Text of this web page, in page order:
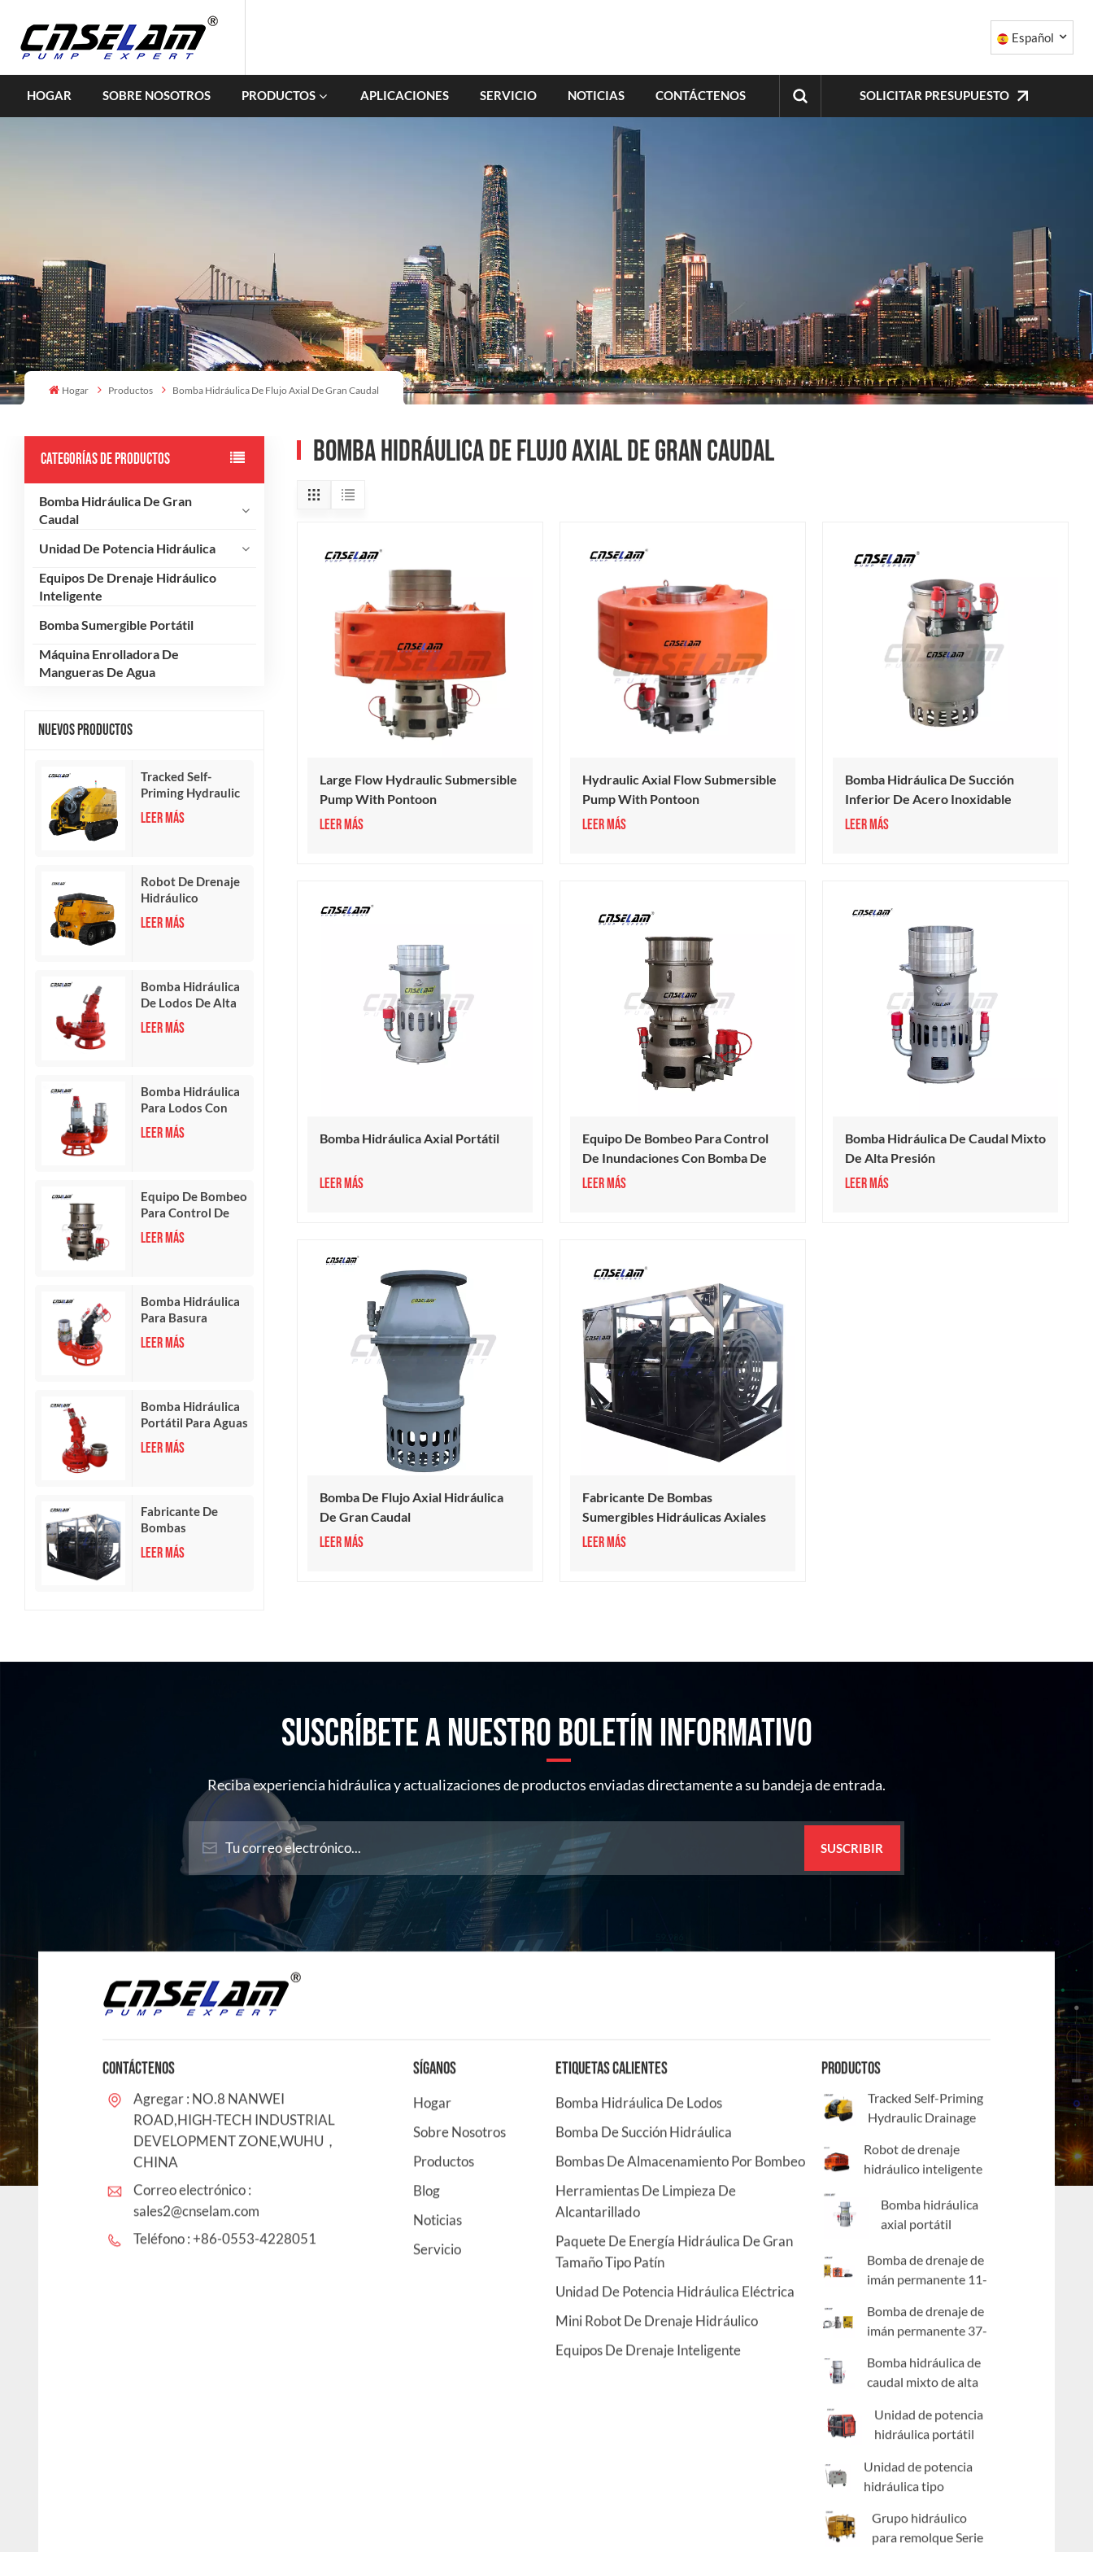
Español
English
HOGAR SOBRE NOSOTROS PRODUCTOS APLICACIONES SERVICIO NOTICIAS CONTÁCTENOS SOLICITAR PRESUPUESTO
Hogar Productos Bomba Hidráulica De Flujo Axial De Gran Caudal
CATEGORÍAS DE PRODUCTOS
Bomba Hidráulica De Gran
Caudal
Unidad De Potencia Hidráulica
Equipos De Drenaje Hidráulico
Inteligente
Bomba Sumergible Portátil
Máquina Enrolladora De
Mangueras De Agua
Nuevos Productos
Tracked Self-
Priming Hydraulic
Drainage Robot
LEER MÁS
Robot De Drenaje
Hidráulico
Inteligente
LEER MÁS
Bomba Hidráulica
De Lodos De Alta
Presión
LEER MÁS
Bomba Hidráulica
Para Lodos Con
Función De
Agitación
LEER MÁS
Equipo De Bombeo
Para Control De
Inundaciones Con
Bomba De Flujo
LEER MÁS
Bomba Hidráulica
Para Basura
Duradera
LEER MÁS
Bomba Hidráulica
Portátil Para Aguas
Residuales
LEER MÁS
Fabricante De
Bombas
Sumergibles
Hidráulicas Axiales
LEER MÁS
Bomba Hidráulica De Flujo Axial De Gran Caudal
Large Flow Hydraulic Submersible
Pump With Pontoon
LEER MÁS
Hydraulic Axial Flow Submersible
Pump With Pontoon
LEER MÁS
Bomba Hidráulica De Succión
Inferior De Acero Inoxidable
LEER MÁS
Bomba Hidráulica Axial Portátil
LEER MÁS
Equipo De Bombeo Para Control
De Inundaciones Con Bomba De
Flujo Axial Hidráulica
LEER MÁS
Bomba Hidráulica De Caudal Mixto
De Alta Presión
LEER MÁS
Bomba De Flujo Axial Hidráulica
De Gran Caudal
LEER MÁS
Fabricante De Bombas
Sumergibles Hidráulicas Axiales
De Gran Caudal
LEER MÁS
SUSCRÍBETE A NUESTRO BOLETÍN INFORMATIVO
Reciba experiencia hidráulica y actualizaciones de productos enviadas directamente a su bandeja de entrada.
CONTÁCTENOS
Agregar : NO.8 NANWEI
ROAD,HIGH-TECH INDUSTRIAL
DEVELOPMENT ZONE,WUHU，
CHINA
Correo electrónico :
sales2@cnselam.com
Teléfono : +86-0553-4228051
SÍGANOS
Hogar
Sobre Nosotros
Productos
Blog
Noticias
Servicio
ETIQUETAS CALIENTES
Bomba Hidráulica De Lodos
Bomba De Succión Hidráulica
Bombas De Almacenamiento Por Bombeo
Herramientas De Limpieza De
Alcantarillado
Paquete De Energía Hidráulica De Gran
Tamaño Tipo Patín
Unidad De Potencia Hidráulica Eléctrica
Mini Robot De Drenaje Hidráulico
Equipos De Drenaje Inteligente
PRODUCTOS
Tracked Self-Priming
Hydraulic Drainage
Robot de drenaje
hidráulico inteligente
Bomba hidráulica
axial portátil
Bomba de drenaje de
imán permanente 11-
Bomba de drenaje de
imán permanente 37-
Bomba hidráulica de
caudal mixto de alta
Unidad de potencia
hidráulica portátil
Unidad de potencia
hidráulica tipo
Grupo hidráulico
para remolque Serie